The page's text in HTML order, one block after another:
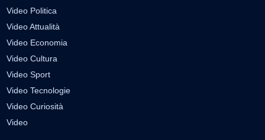
Video Politica
Video Attualità
Video Economia
Video Cultura
Video Sport
Video Tecnologie
Video Curiosità
Video